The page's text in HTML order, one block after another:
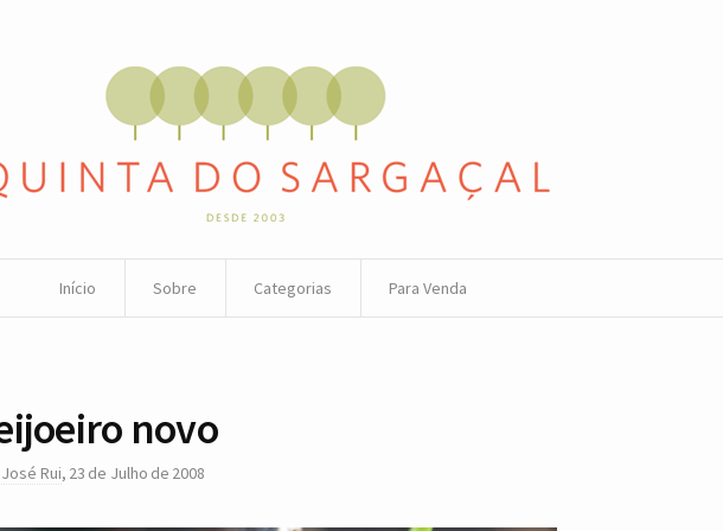
Início Sobre Categorias Para Venda
novo
José Rui, 23 de Julho de 2008